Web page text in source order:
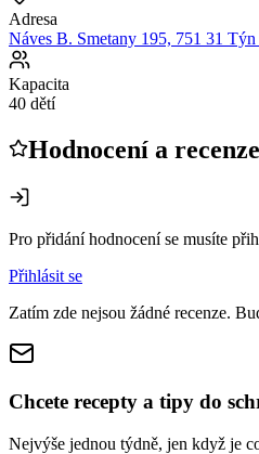
Adresa
Náves B. Smetany 195, 751 31
Kapacita
40 dětí
Hodnocení a recenze
Pro přidání hodnocení se musíte
Přihlásit se
Zatím zde nejsou žádné recenze.
Chcete recepty a tipy do
Nejvýše jednou týdně, jen když je